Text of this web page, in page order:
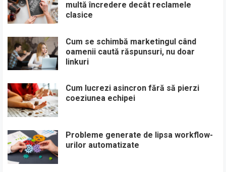
multă încredere decât reclamele
clasice
Cum se schimbă marketingul când
oamenii caută răspunsuri, nu doar
linkuri
Cum lucrezi asincron fără să pierzi
coeziunea echipei
Probleme generate de lipsa workflow-
urilor automatizate